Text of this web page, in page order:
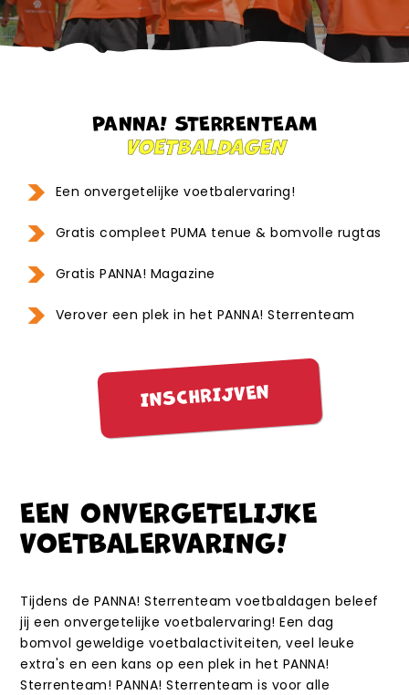
PANNA! STERRENTEAM
VOETBALDAGEN
Een onvergetelijke voetbalervaring!
Gratis compleet PUMA tenue & bomvolle rugtas
Gratis PANNA! Magazine
Verover een plek in het PANNA! Sterrenteam
INSCHRIJVEN
EEN ONVERGETELIJKE
VOETBALERVARING!
Tijdens de PANNA! Sterrenteam voetbaldagen beleef
jij een onvergetelijke voetbalervaring! Een dag
bomvol geweldige voetbalactiviteiten, veel leuke
extra's en een kans op een plek in het PANNA!
Sterrenteam! PANNA! Sterrenteam is voor alle